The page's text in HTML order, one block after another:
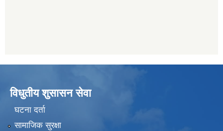
विधुतीय शुसासन सेवा
घटना दर्ता
सामाजिक सुरक्षा